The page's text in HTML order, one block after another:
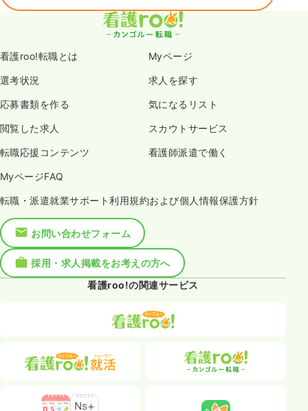
看護roo!転職とは Myページ
選考状況 求人を探す
応募書類を作る 気になるリスト
閲覧した求人 スカウトサービス
転職応援コンテンツ 看護師派遣で働く
MyページFAQ
転職・派遣就業サポート利用規約および個人情報保護方針
お問い合わせフォーム
採用・求人掲載をお考えの方へ
看護roo!の関連サービス